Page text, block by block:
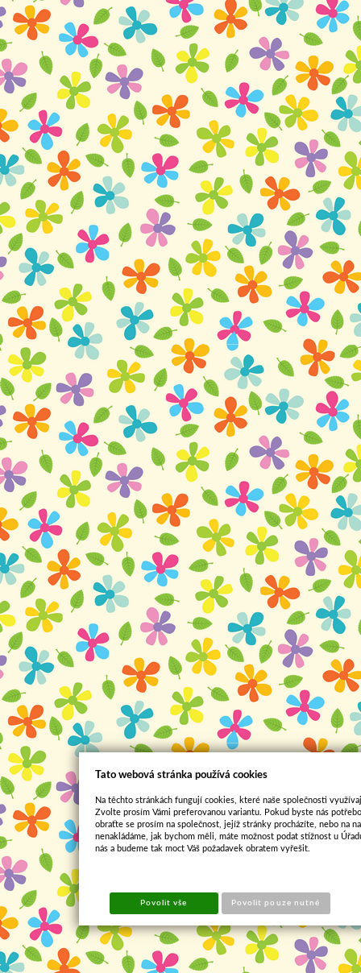
Tato webová stránka používá cookies
Na těchto stránkách fungují cookies, které naše společnosti
Zvolte prosím Vámi preferovanou variantu. Pokud byste nás
obraťte se prosím na společnost, jejíž stránky procházíte, nebo na
nenakládáme, jak bychom měli, máte možnost podat stížnost u
nás a budeme tak moct Váš požadavek obratem vyřešit.
Povolit vše Povolit pouze nutné